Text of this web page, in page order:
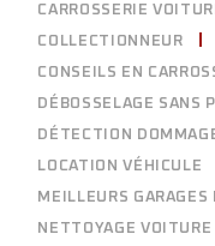
CARROSSERIE
COLLECTIONNEUR
CONSEILS EN
DÉBOSSELAGE SANS
DÉTECTION
LOCATION VÉHICULE
MEILLEURS GARAGES
NETTOYAGE VOITURE